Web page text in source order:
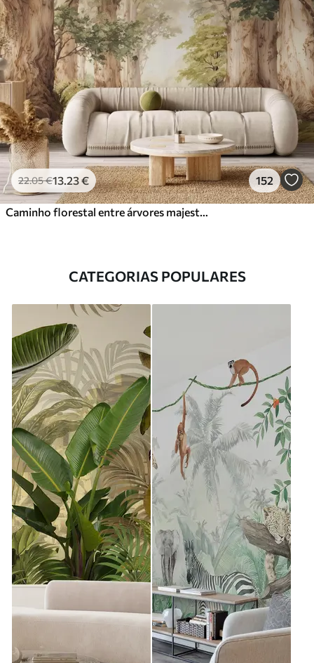
22.05€13.23€ 152
Caminho florestal entre árvores majestosas em estilo aquarela
CATEGORIAS POPULARES